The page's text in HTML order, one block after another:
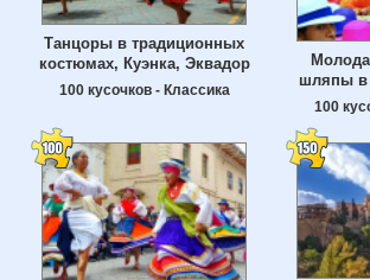
Танцоры в традиционных
костюмах, Куэнка, Эквадор
100 кусочков - Классика
шляпы в
100